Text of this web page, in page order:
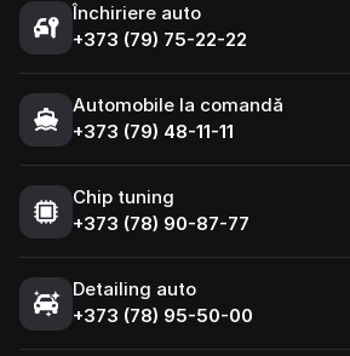
Închiriere auto
+373 (79) 75-22-22
Automobile la comandă
+373 (79) 48-11-11
Chip tuning
+373 (78) 90-87-77
Detailing auto
+373 (78) 95-50-00